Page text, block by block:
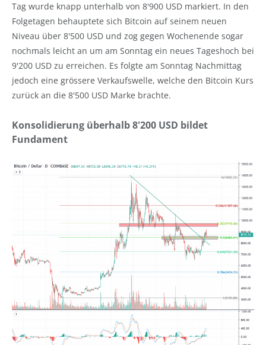
Tag wurde knapp unterhalb von 8'900 USD markiert. In den
Folgetagen behauptete sich Bitcoin auf seinem neuen
Niveau über 8'500 USD und zog gegen Wochenende sogar
nochmals leicht an um am Sonntag ein neues Tageshoch bei
9'200 USD zu erreichen. Es folgte am Sonntag Nachmittag
jedoch eine grössere Verkaufswelle, welche den Bitcoin Kurs
zurück an die 8'500 USD Marke brachte.
Konsolidierung überhalb 8'200 USD bildet
Fundament